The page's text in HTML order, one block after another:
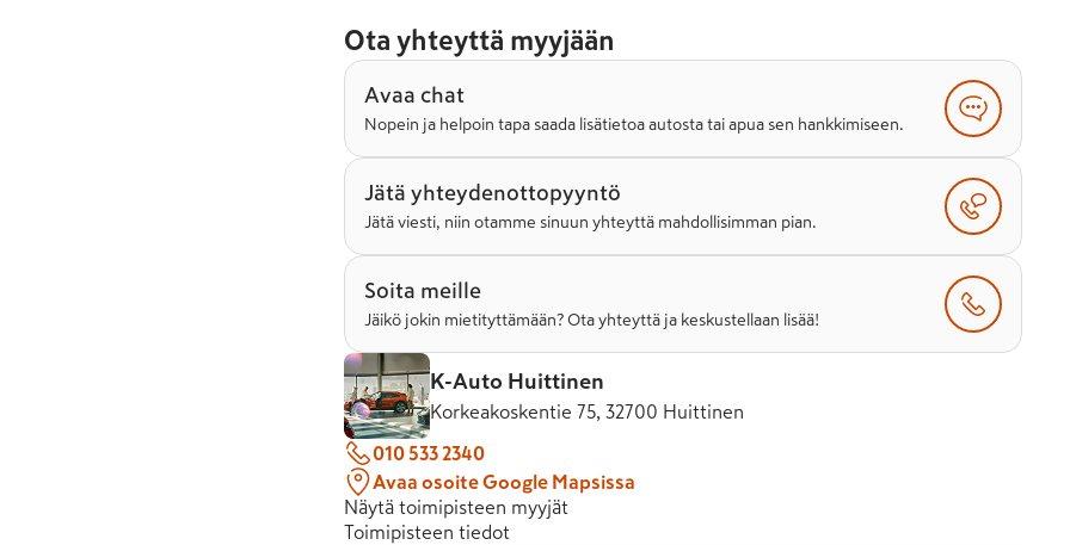
Ota yhteyttä myyjään
Avaa chat
Nopein ja helpoin tapa saada lisätietoa autosta tai apua sen hankkimiseen.
Jätä yhteydenottopyyntö
Jätä viesti, niin otamme sinuun yhteyttä mahdollisimman pian.
Soita meille
Jäikö jokin mietityttämään? Ota yhteyttä ja keskustellaan lisää!
K-Auto Huittinen
Korkeakoskentie 75, 32700 Huittinen
010 533 2340
Avaa osoite Google Mapsissa
Näytä toimipisteen myyjät
Toimipisteen tiedot